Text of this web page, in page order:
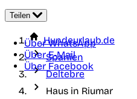
Teilen
Über WhatsApp
Über E-Mail
Über Facebook
Hundeurlaub.de
Spanien
Deltebre
Haus in Riumar